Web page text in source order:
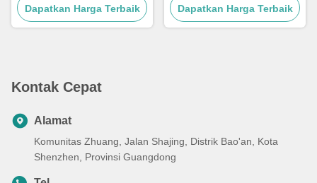
dengan Crystal
Dapatkan Harga Terbaik
Dapatkan Harga Terbaik
Kontak Cepat
Alamat
Komunitas Zhuang, Jalan Shajing, Distrik Bao'an, Kota
Shenzhen, Provinsi Guangdong